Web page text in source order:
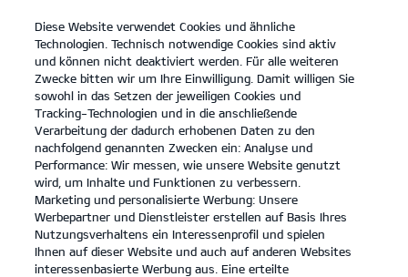
open
menu
KONTAKT
BARRIEREFREIHEIT
BARRIEREFREIHEIT
Barrierefreiheitserklärung
Erstellt am: 3. Juni 2025
Letzte Aktualisierung: 29. Juli 2025
Diese Website verwendet Cookies und ähnliche
Technologien. Technisch notwendige Cookies sind aktiv
und können nicht deaktiviert werden. Für alle weiteren
Zwecke bitten wir um Ihre Einwilligung. Damit willigen Sie
sowohl in das Setzen der jeweiligen Cookies und
Tracking-Technologien und in die anschließende
Verarbeitung der dadurch erhobenen Daten zu den
nachfolgend genannten Zwecken ein: Analyse und
Performance: Wir messen, wie unsere Website genutzt
wird, um Inhalte und Funktionen zu verbessern.
Marketing und personalisierte Werbung: Unsere
Werbepartner und Dienstleister erstellen auf Basis Ihres
Nutzungsverhaltens ein Interessenprofil und spielen
Ihnen auf dieser Website und auch auf anderen Websites
interessenbasierte Werbung aus. Eine erteilte